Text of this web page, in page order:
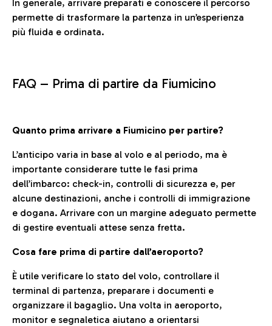
In generale, arrivare preparati e conoscere il percorso
permette di trasformare la partenza in un’esperienza
più fluida e ordinata.
FAQ – Prima di partire da Fiumicino
Quanto prima arrivare a Fiumicino per partire?
L’anticipo varia in base al volo e al periodo, ma è
importante considerare tutte le fasi prima
dell’imbarco: check-in, controlli di sicurezza e, per
alcune destinazioni, anche i controlli di immigrazione
e dogana. Arrivare con un margine adeguato permette
di gestire eventuali attese senza fretta.
Cosa fare prima di partire dall’aeroporto?
È utile verificare lo stato del volo, controllare il
terminal di partenza, preparare i documenti e
organizzare il bagaglio. Una volta in aeroporto,
monitor e segnaletica aiutano a orientarsi